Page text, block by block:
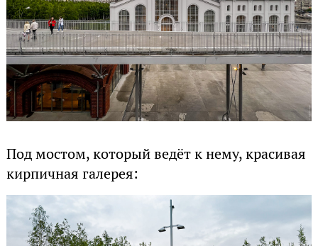
Под мостом, который ведёт к нему, красивая
кирпичная галерея: